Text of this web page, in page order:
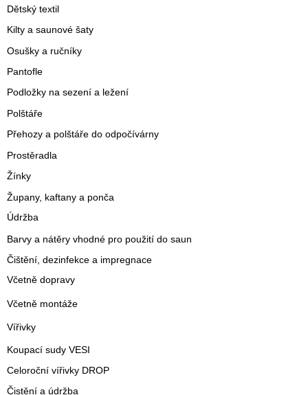
Dětský textil
Kilty a saunové šaty
Osušky a ručníky
Pantofle
Podložky na sezení a ležení
Polštáře
Přehozy a polštáře do odpočívárny
Prostěradla
Žínky
Župany, kaftany a ponča
Údržba
Barvy a nátěry vhodné pro použití do saun
Čištění, dezinfekce a impregnace
Včetně dopravy
Včetně montáže
Vířivky
Koupací sudy VESI
Celoroční vířivky DROP
Čistění a údržba